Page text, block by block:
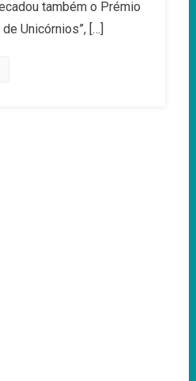
também o Prémio
Unicórnios”, […]